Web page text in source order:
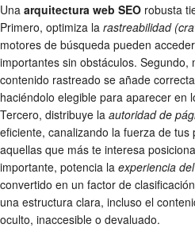
Una arquitectura web SEO robusta
Primero, optimiza la rastreabilidad
motores de búsqueda pueden
importantes sin obstáculos. Segundo,
contenido rastreado se añade
haciéndolo elegible para aparecer en
Tercero, distribuye la autoridad de
eficiente, canalizando la fuerza de
aquellas que más te interesa
importante, potencia la experiencia
convertido en un factor de
una estructura clara, incluso el
oculto, inaccesible o devaluado.